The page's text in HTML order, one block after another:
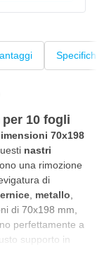
per 10 fogli
70x198
nastri
una rimozione
di
, metallo,
di 70x198 mm,
perfettamente a
supporto in
comunque